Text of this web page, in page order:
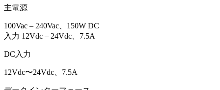
探検するBaseball
主電源
100Vac – 240Vac、150W DC
入力 12Vdc – 24Vdc、7.5A
DC入力
12Vdc〜24Vdc、7.5A